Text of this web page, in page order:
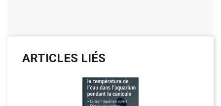
ARTICLES LIÉS